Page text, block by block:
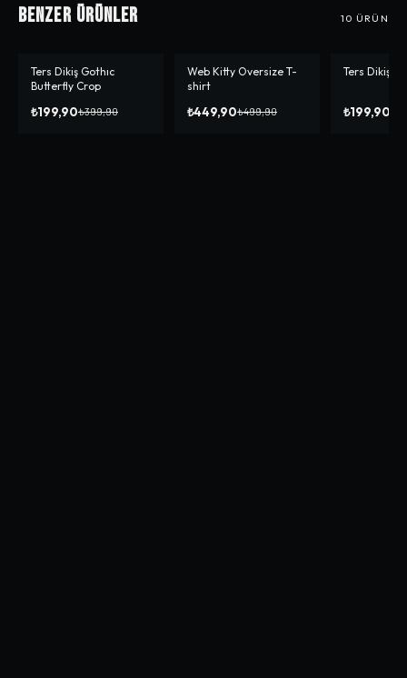
Benzer Ürünler 10 ÜRÜN
-%50
Ters Dikiş Gothıc
Butterfly Crop
₺199,90₺399,90
-%10
Web Kitty Oversize T-
shirt
₺449,90₺499,90
-%33
Ters Dikiş
₺199,90